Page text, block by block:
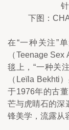
下图：
在“一种关注”
（Teenage
毯上，“一种关
（Leïla Bekhti
于1976年的古
芒与虎睛石的深
锋美学，流露从